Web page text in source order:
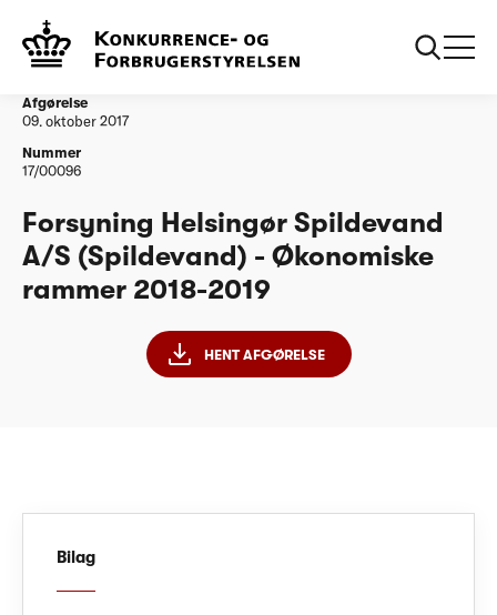
Vandtilsyn
2019
Afgørelse
09. oktober 2017
Nummer
17/00096
Forsyning Helsingør Spildevand
A/S (Spildevand) - Økonomiske
rammer 2018-2019
HENT AFGØRELSE
Bilag